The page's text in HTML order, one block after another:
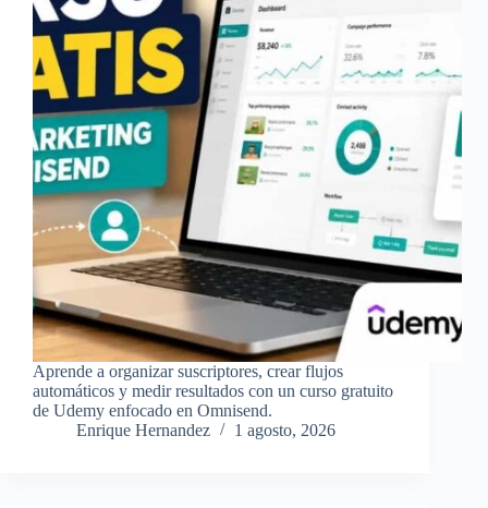
Aprende a organizar suscriptores, crear flujos
automáticos y medir resultados con un curso gratuito
de Udemy enfocado en Omnisend.
Enrique Hernandez
1 agosto, 2026